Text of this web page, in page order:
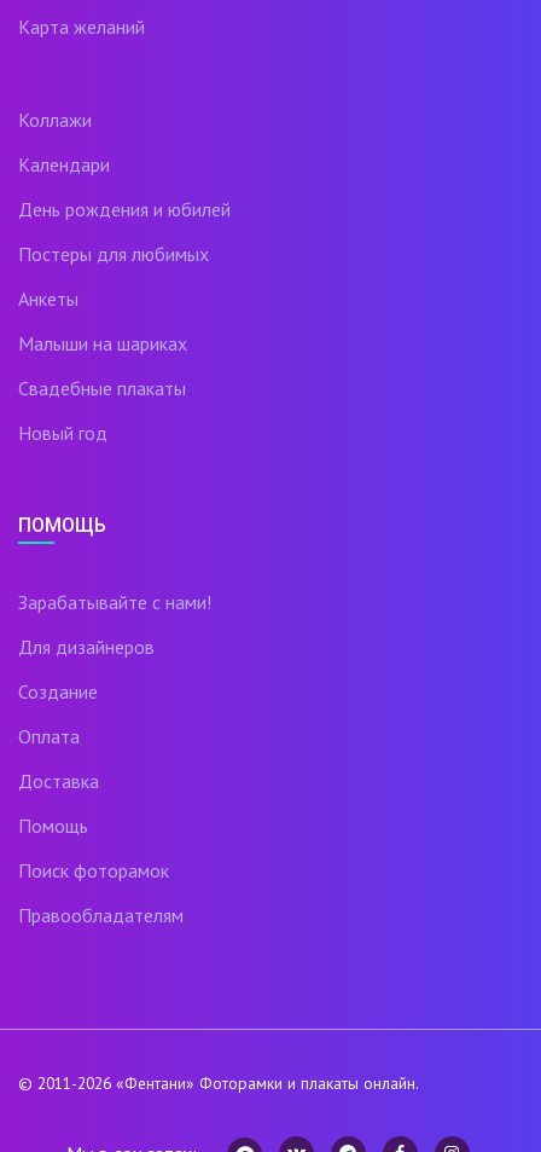
Карта желаний
Коллажи
Календари
День рождения и юбилей
Постеры для любимых
Анкеты
Малыши на шариках
Свадебные плакаты
Новый год
ПОМОЩЬ
Зарабатывайте с нами!
Для дизайнеров
Создание
Оплата
Доставка
Помощь
Поиск фоторамок
Правообладателям
© 2011-2026 «Фентани» Фоторамки и плакаты онлайн.